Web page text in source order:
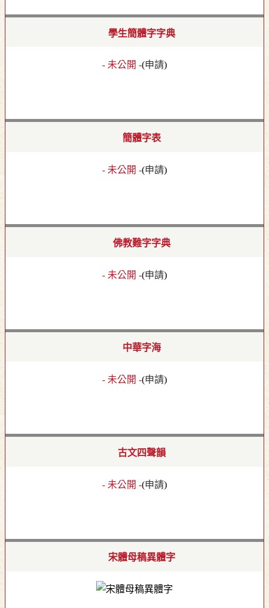
學生簡體字字典
- 未公開 -(申請)
簡體字表
- 未公開 -(申請)
佛教難字字典
- 未公開 -(申請)
中華字海
- 未公開 -(申請)
古文四聲韻
- 未公開 -(申請)
宋體母稿異體字